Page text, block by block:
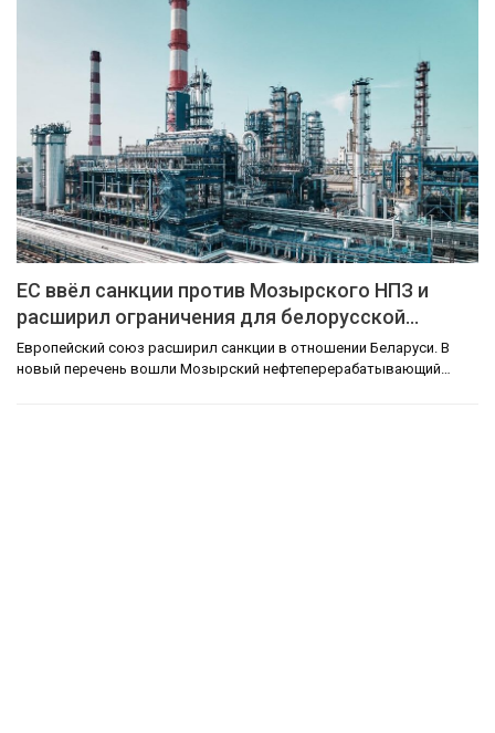
ЕС ввёл санкции против Мозырского НПЗ и
расширил ограничения для белорусской…
Европейский союз расширил санкции в отношении Беларуси. В
новый перечень вошли Мозырский нефтеперерабатывающий…